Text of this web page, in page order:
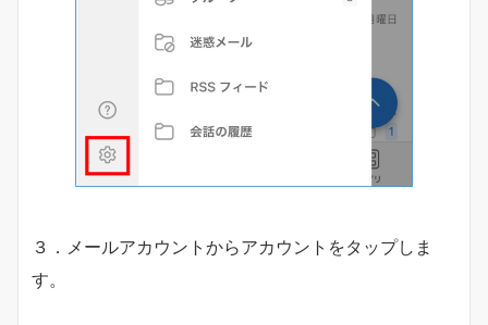
３．メールアカウントからアカウントをタップしま
す。